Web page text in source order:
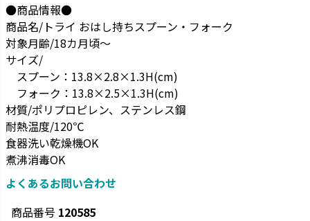
●商品情報●
商品名/トライ おはし持ちスプーン・フォーク
対象月齢/18カ月頃～
サイズ/
スプーン：13.8×2.8×1.3H(cm)
フォーク：13.8×2.5×1.3H(cm)
材質/ポリプロピレン、ステンレス鋼
耐熱温度/120℃
食器洗い乾燥機OK
煮沸消毒OK
よくあるお問い合わせ
商品番号 120585